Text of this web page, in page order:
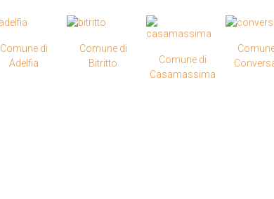
Comune di
Adelfia
Comune di
Bitritto
Comune di
Casamassima